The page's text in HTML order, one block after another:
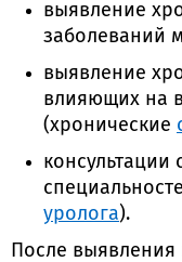
выявление
заболеваний
выявление
влияющих на
(хронические
уролога).
После выявления